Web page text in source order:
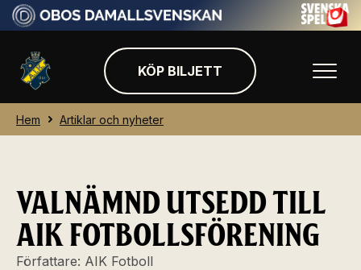
KÖP BILJETT
Hem Artiklar och nyheter
VALNÄMND UTSEDD TILL
AIK FOTBOLLSFÖRENING
Författare: AIK Fotboll